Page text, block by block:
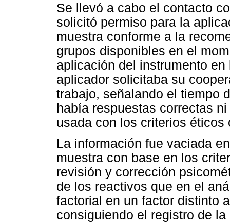
Se llevó a cabo el contacto
solicitó permiso para la
muestra conforme a la
grupos disponibles en el
aplicación del instrumento
aplicador solicitaba su
trabajo, señalando el tiempo
había respuestas correctas
usada con los criterios éticos
La información fue vaciada
muestra con base en los
revisión y corrección
de los reactivos que en el
factorial en un factor distinto
consiguiendo el registro de